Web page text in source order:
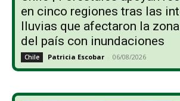
en cinco regiones tras las
lluvias que afectaron la
del país con inundaciones
Chile Patricia Escobar - 06/08/2026